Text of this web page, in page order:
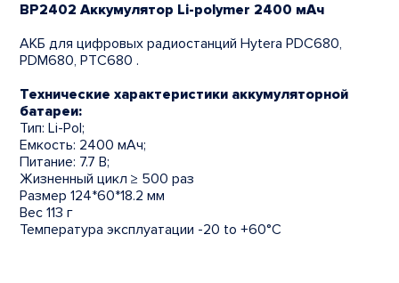
BP2402 Аккумулятор Li-polymer 2400 мАч
АКБ для цифровых радиостанций Hytera PDC680,
PDM680, PTC680 .
Технические характеристики аккумуляторной
батареи:
Тип: Li-Pol;
Емкость: 2400 мАч;
Питание: 7.7 В;
Жизненный цикл ≥ 500 раз
Размер 124*60*18.2 мм
Вес 113 г
Температура эксплуатации -20 to +60°C